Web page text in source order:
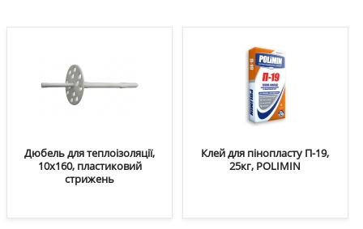
Дюбель для теплоізоляції,
10х160, пластиковий
стрижень
Клей для пінопласту П-19,
25кг, POLIMIN